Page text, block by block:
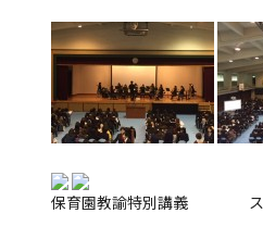
保育園教諭特別講義 スポ